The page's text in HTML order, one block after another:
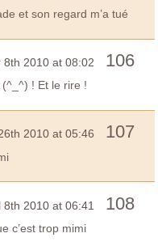
et son regard m’a tué
8th 2010 at 08:02 106
! Et le rire !
2010 at 05:46 107
8th 2010 at 06:41 108
c’est trop mimi